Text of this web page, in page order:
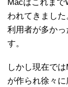
Macはこれま
われてきまし
利用者が多か
す。
しかし現在で
が作られ徐々